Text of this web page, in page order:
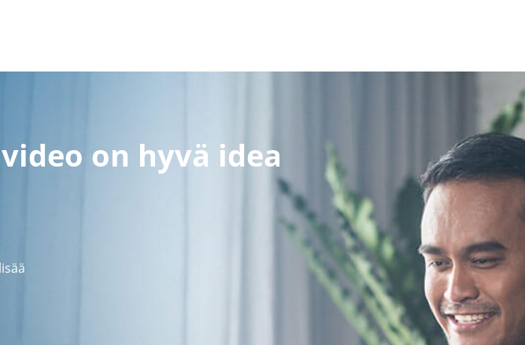
on hyvä idea